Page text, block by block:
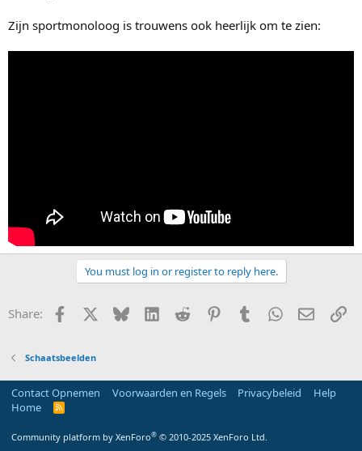
Zijn sportmonoloog is trouwens ook heerlijk om te zien:
You must log in or register to reply here.
Share: Facebook Bluesky LinkedInReddit PinterestTumblrWhatsApp
E-mail
Schaatsbeelden
Contact Opnemen Voorwaarden en Regels Privacybeleid
Help
Home
R
Community platform by XenForo® © 2010-2025 XenForo Ltd.